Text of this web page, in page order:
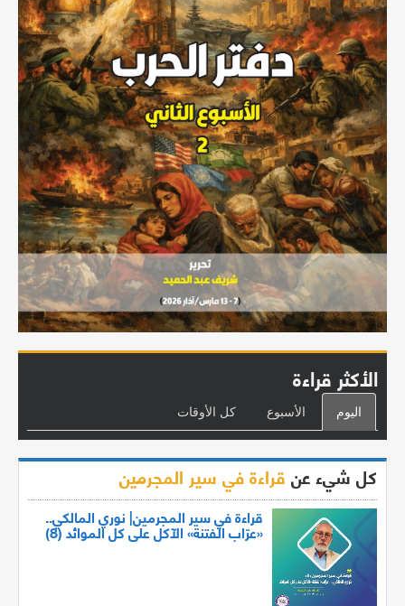
الأكثر قراءة
اليوم الأسبوع كل الأوقات
كل شيء عنقراءة في سير المجرمين
قراءة في سير المجرمين| نوري المالكي..
«عرّاب الفتنة» الآكل على كل الموائد (8)